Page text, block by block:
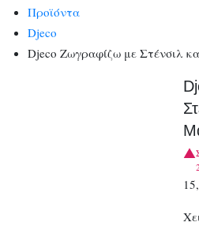
Προϊόντα
Djeco
Djeco Ζωγραφίζω με Στένσιλ